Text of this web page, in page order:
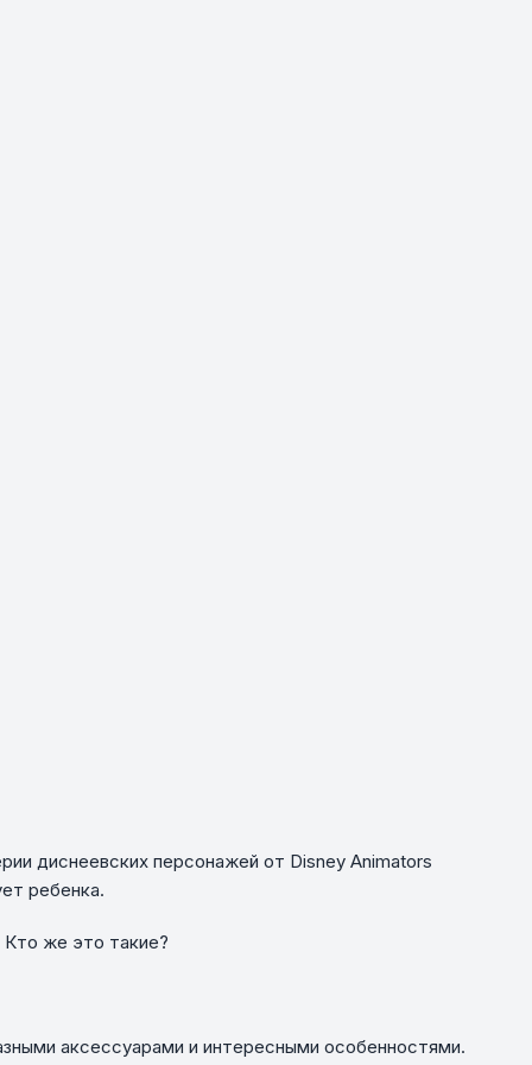
диснеевских персонажей от Disney Animators
ребенка.
Кто же это такие?
аксессуарами и интересными особенностями.